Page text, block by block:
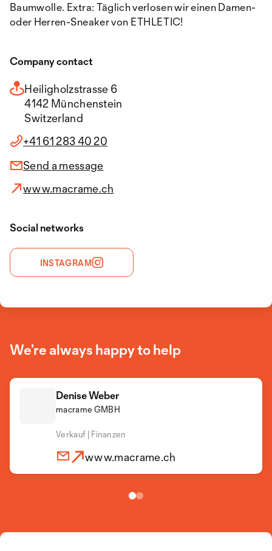
Baumwolle. Extra: Täglich verlosen wir einen Damen-
oder Herren-Sneaker von ETHLETIC!
Company contact
Heiligholzstrasse 6
4142 Münchenstein
Switzerland
+41 61 283 40 20
Send a message
www.macrame.ch
Social networks
INSTAGRAM
We’re always happy to help
Denise Weber
macrame GMBH
Verkauf | Finanzen
www.macrame.ch